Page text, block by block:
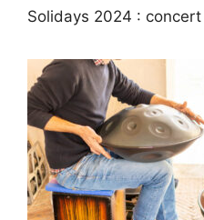
Solidays 2024 :